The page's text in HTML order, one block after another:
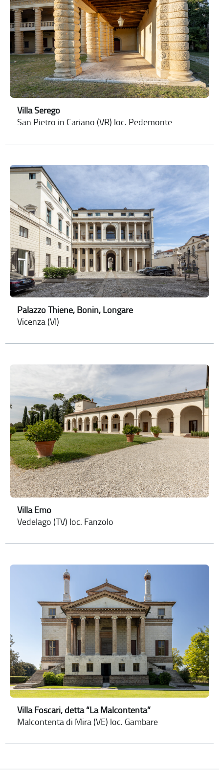
Villa Serego
San Pietro in Cariano (VR) loc. Pedemonte
Palazzo Thiene, Bonin, Longare
Vicenza (VI)
Villa Emo
Vedelago (TV) loc. Fanzolo
Villa Foscari, detta “La Malcontenta”
Malcontenta di Mira (VE) loc. Gambare